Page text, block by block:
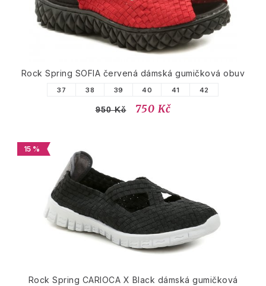
Rock Spring SOFIA červená dámská gumičková obuv
37 38 39 40 41 42
950 Kč 750 Kč
15 %
Rock Spring CARIOCA X Black dámská gumičková